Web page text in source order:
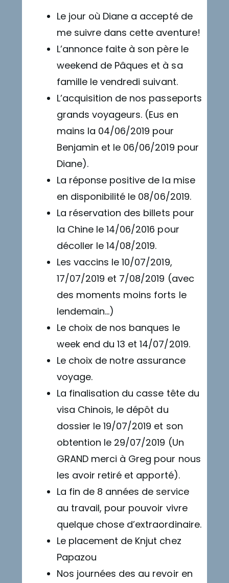
Le jour où Diane a accepté de
me suivre dans cette aventure!
L’annonce faite à son père le
weekend de Pâques et à sa
famille le vendredi suivant.
L’acquisition de nos passeports
grands voyageurs. (Eus en
mains la 04/06/2019 pour
Benjamin et le 06/06/2019 pour
Diane).
La réponse positive de la mise
en disponibilité le 08/06/2019.
La réservation des billets pour
la Chine le 14/06/2016 pour
décoller le 14/08/2019.
Les vaccins le 10/07/2019,
17/07/2019 et 7/08/2019 (avec
des moments moins forts le
lendemain…)
Le choix de nos banques le
week end du 13 et 14/07/2019.
Le choix de notre assurance
voyage.
La finalisation du casse tête du
visa Chinois, le dépôt du
dossier le 19/07/2019 et son
obtention le 29/07/2019 (Un
GRAND merci à Greg pour nous
les avoir retiré et apporté).
La fin de 8 années de service
au travail, pour pouvoir vivre
quelque chose d’extraordinaire.
Le placement de Knjut chez
Papazou
Nos journées des au revoir en